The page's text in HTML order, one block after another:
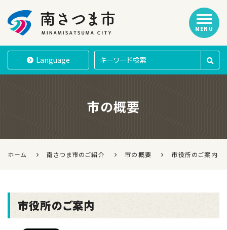
南さつま市
Language
MENU
市の概要
ホーム 南さつま市のご紹介 市の概要 市役所のご案内
市役所のご案内